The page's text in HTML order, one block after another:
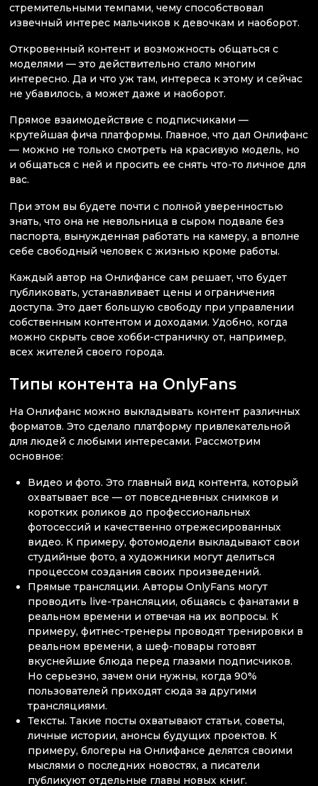
стремительными темпами, чему способствовал
извечный интерес мальчиков к девочкам и наоборот.
Откровенный контент и возможность общаться с
моделями — это действительно стало многим
интересно. Да и что уж там, интереса к этому и сейчас
не убавилось, а может даже и наоборот.
Прямое взаимодействие с подписчиками —
крутейшая фича платформы. Главное, что дал Онлифанс
— можно не только смотреть на красивую модель, но
и общаться с ней и просить ее снять что-то личное для
вас.
При этом вы будете почти с полной уверенностью
знать, что она не невольница в сыром подвале без
паспорта, вынужденная работать на камеру, а вполне
себе свободный человек с жизнью кроме работы.
Каждый автор на Онлифансе сам решает, что будет
публиковать, устанавливает цены и ограничения
доступа. Это дает большую свободу при управлении
собственным контентом и доходами. Удобно, когда
можно скрыть свое хобби-страничку от, например,
всех жителей своего города.
Типы контента на OnlyFans
На Онлифанс можно выкладывать контент различных
форматов. Это сделало платформу привлекательной
для людей с любыми интересами. Рассмотрим
основное:
Видео и фото. Это главный вид контента, который
охватывает все — от повседневных снимков и
коротких роликов до профессиональных
фотосессий и качественно отрежесированных
видео. К примеру, фотомодели выкладывают свои
студийные фото, а художники могут делиться
процессом создания своих произведений.
Прямые трансляции. Авторы OnlyFans могут
проводить live-трансляции, общаясь с фанатами в
реальном времени и отвечая на их вопросы. К
примеру, фитнес-тренеры проводят тренировки в
реальном времени, а шеф-повары готовят
вкуснейшие блюда перед глазами подписчиков.
Но серьезно, зачем они нужны, когда 90%
пользователей приходят сюда за другими
трансляциями.
Тексты. Такие посты охватывают статьи, советы,
личные истории, анонсы будущих проектов. К
примеру, блогеры на Онлифансе делятся своими
мыслями о последних новостях, а писатели
публикуют отдельные главы новых книг.